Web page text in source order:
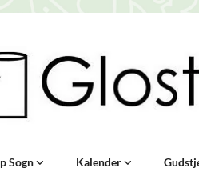
Sogn Kalender